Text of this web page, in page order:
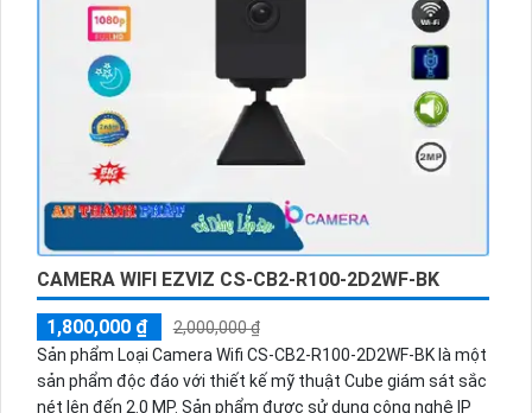
CAMERA WIFI EZVIZ CS-CB2-R100-2D2WF-BK
1,800,000 ₫
2,000,000 ₫
Sản phẩm Loại Camera Wifi CS-CB2-R100-2D2WF-BK là một
sản phẩm độc đáo với thiết kế mỹ thuật Cube giám sát sắc
nét lên đến 2.0 MP. Sản phẩm được sử dụng công nghệ IP